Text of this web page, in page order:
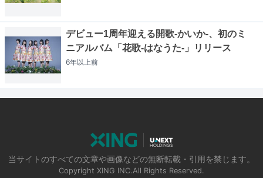
デビュー1周年迎える開歌-かいか-、初のミ
ニアルバム「花歌-はなうた-」リリース
6年以上前
当サイトのすべての文章や画像などの無断転載・引用を禁じます。
Copyright XING INC.All Rights Reserved.